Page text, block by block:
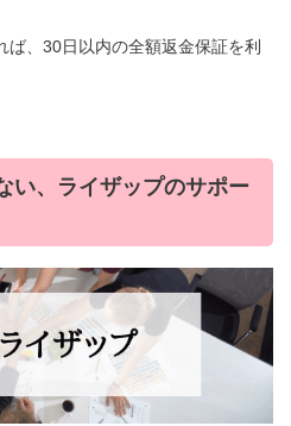
ば、30日以内の全額返金保証を利
い、ライザップのサポー